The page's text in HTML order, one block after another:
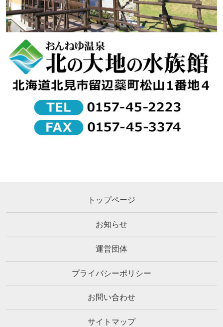
トップページ
お知らせ
運営団体
プライバシーポリシー
お問い合わせ
サイトマップ